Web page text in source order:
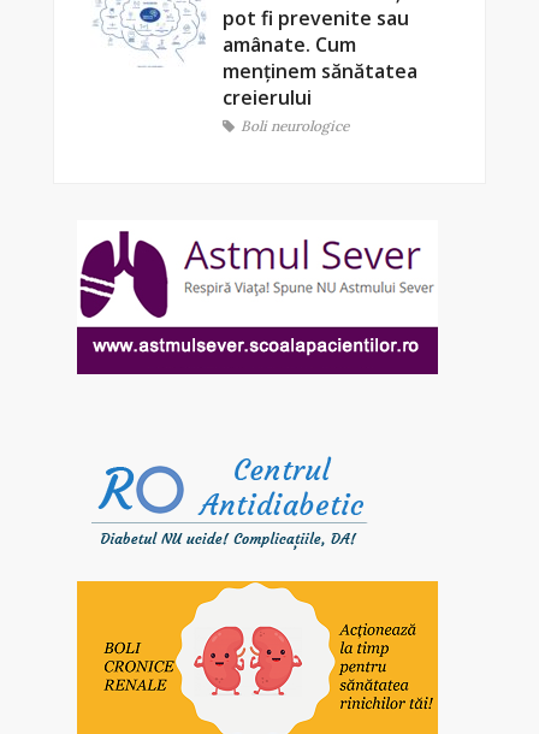
pot fi prevenite sau
amânate. Cum
menținem sănătatea
creierului
Boli neurologice